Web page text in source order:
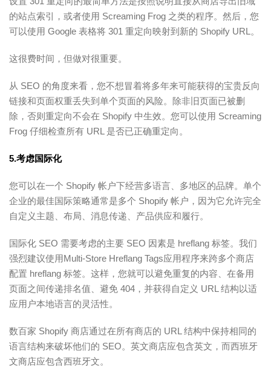
的站点索引，或者使用 Screaming Frog 之类的程序。然后，您
可以使用 Google 表格将 301 重定向映射到新的 Shopify URL。
这很费时间，但做对很重要。
从 SEO 的角度来看，您不想冒着将多年来可能获得的宝贵反向
链接和页面权重丢失到单个页面的风险。除非旧页面已被删
除，否则重定向不会在 Shopify 中生效。您可以使用 Screaming
Frog 仔细检查所有 URL 是否已正确重定向。
5.考虑国际化
您可以在一个 Shopify 帐户下经营多语言、多地区的品牌。单个
企业的最佳国际策略通常是多个 Shopify 帐户，因为它允许完全
自定义主题、布局、消息传递、产品供应和履行。
国际化 SEO 需要考虑的主要 SEO 因素是 hreflang 标签。我们
强烈建议使用Multi-Store Hreflang Tags应用程序来跨多个商店
配置 hreflang 标签。这样，您就可以避免重复的内容、在备用
页面之间传递排名值、避免 404，并获得自定义 URL 结构以适
应用户本地语言的灵活性。
数百家 Shopify 商店通过在所有商店的 URL 结构中保持相同的
语言结构来破坏他们的 SEO。英文商店应包含英文，而西班牙
文商店应包含西班牙文。